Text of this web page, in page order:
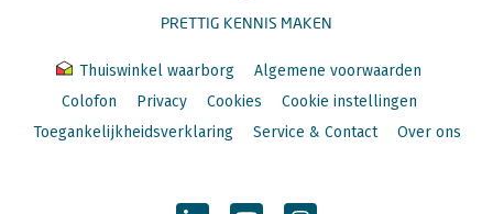
PRETTIG KENNIS MAKEN
Thuiswinkel waarborg
Algemene voorwaarden
Colofon
Privacy Cookies
Cookie instellingen
Toegankelijkheidsverklaring
Service & Contact Over ons